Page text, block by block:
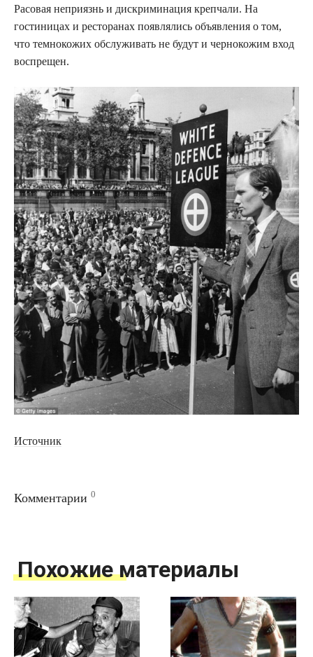
Расовая неприязнь и дискриминация крепчали. На
гостиницах и ресторанах появлялись объявления о том,
что темнокожих обслуживать не будут и чернокожим вход
воспрещен.
Источник
Комментарии 0
Похожие материалы